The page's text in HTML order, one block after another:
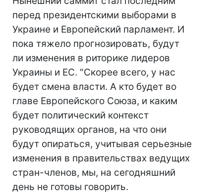
перед президентскими выборами в
Украине и Европейский парламент. И
пока тяжело прогнозировать, будут
ли изменения в риторике лидеров
Украины и ЕС. "Скорее всего, у нас
будет смена власти. А кто будет во
главе Европейского Союза, и каким
будет политический контекст
руководящих органов, на что они
будут опираться, учитывая серьезные
изменения в правительствах ведущих
стран-членов, мы, на сегодняшний
день не готовы говорить.